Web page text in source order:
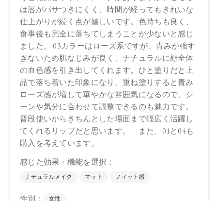
トリ（カプリル酸／カプリン酸）グリセリル、シリカ、セル
ロース、ジメチコン、ミリスチン酸デキストリン、ジイソス
テアリン酸ポリグリセリル－3、ジメチコンクロスポリマー、
セラミドNP、エチルヘキシルグリセリン、ラベンダー油、ベ
ルガモット果皮油、ニオイテンジクアオイ油、アオモジ果実
油、イランイラン花油、トコフェロール、シメチコン、オプ
ンチアフィクスインジカ種子油、オリーブ果実油、ホホバ種
子油、水、BG、ソメイヨシノ葉エキス、カニナバラ果実エキ
ス、センチフォリアバラ花エキス、カミツレ花エキス、（＋/
－）ジイソステアリン酸グリセリル、セスキイソステアリン
酸ソルビタン、リンゴ酸ジイソステアリル、酸化チタン、酸
化鉄、水酸化Al、赤201、赤202、硫酸Ba、黄4
大豆
日本